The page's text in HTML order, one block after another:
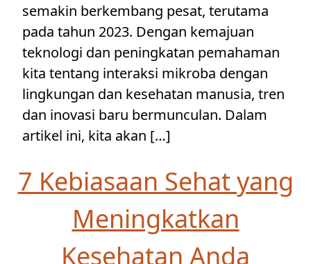
semakin berkembang pesat, terutama
pada tahun 2023. Dengan kemajuan
teknologi dan peningkatan pemahaman
kita tentang interaksi mikroba dengan
lingkungan dan kesehatan manusia, tren
dan inovasi baru bermunculan. Dalam
artikel ini, kita akan […]
7 Kebiasaan Sehat yang
Meningkatkan
Kesehatan Anda